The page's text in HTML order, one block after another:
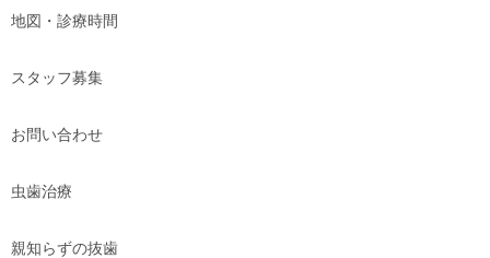
地図・診療時間
スタッフ募集
お問い合わせ
虫歯治療
親知らずの抜歯